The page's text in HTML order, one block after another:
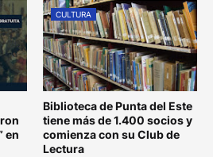
en
CULTURA
Biblioteca de Punta del Este
tiene más de 1.400 socios y
comienza con su Club de
Lectura